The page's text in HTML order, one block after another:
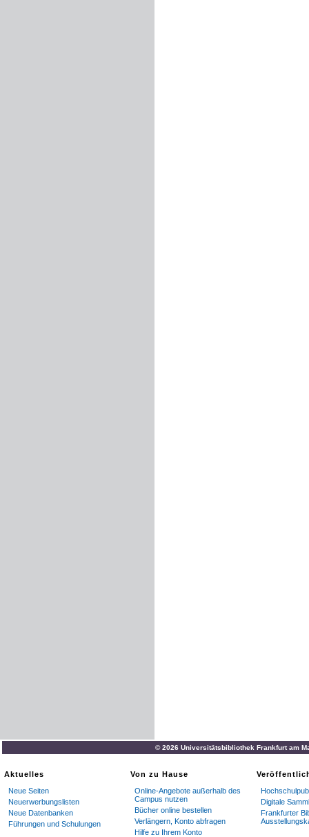
© 2026 Universitätsbibliothek Frankfurt am
Aktuelles
Neue Seiten
Neuerwerbungslisten
Neue Datenbanken
Führungen und Schulungen
Von zu Hause
Online-Angebote außerhalb des
Campus nutzen
Bücher online bestellen
Verlängern, Konto abfragen
Hilfe zu Ihrem Konto
Digitale
Frankfurter